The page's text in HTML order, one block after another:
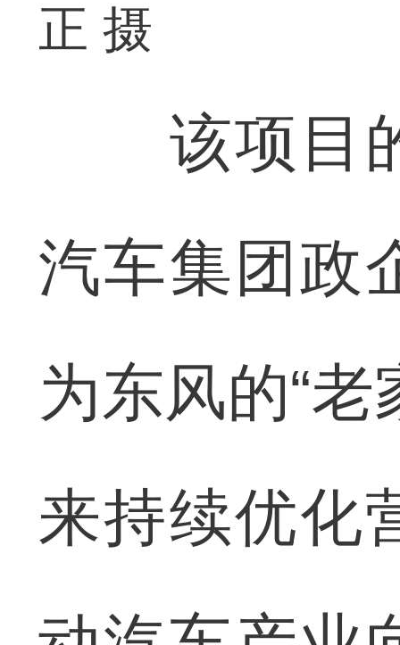
正 摄
该项目的
汽车集团政
为东风的“
来持续优化